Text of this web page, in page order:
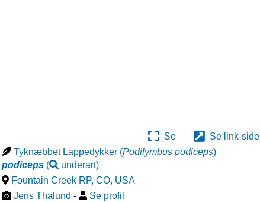
Se
Se link-side
Tyknæbbet Lappedykker (Podilymbus podiceps)
podiceps ( underart)
Fountain Creek RP, CO, USA
Jens Thalund - Se profil